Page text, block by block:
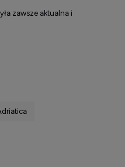
zawsze aktualna i